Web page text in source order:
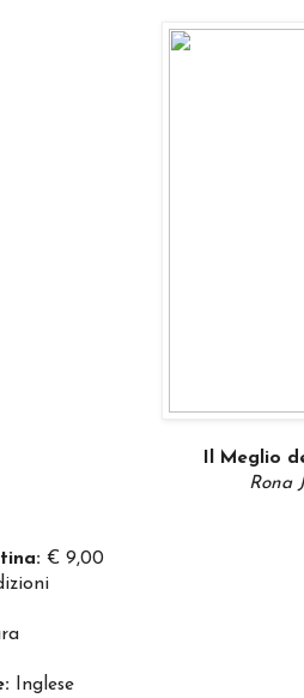
Il Meglio
Rona
€ 9,00
Inglese